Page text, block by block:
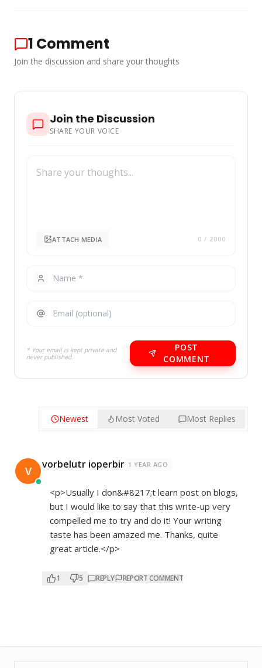
1 Comment
Join the discussion and share your thoughts
Join the Discussion
SHARE YOUR VOICE
ATTACH MEDIA 0 / 2000
* Your email is kept private and
never published.
POST
COMMENT
Newest Most Voted Most Replies
V vorbelutr ioperbir 1 YEAR AGO
<p>Usually I don&#8217;t learn post on blogs,
but I would like to say that this write-up very
compelled me to try and do it! Your writing
taste has been amazed me. Thanks, quite
great article.</p>
1 5 REPLY REPORT COMMENT